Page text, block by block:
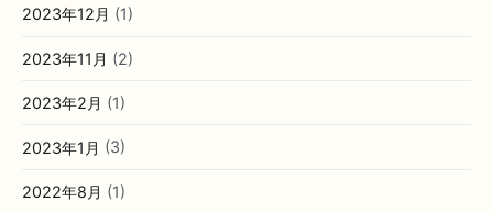
2023年12月 (1)
2023年11月 (2)
2023年2月 (1)
2023年1月 (3)
2022年8月 (1)